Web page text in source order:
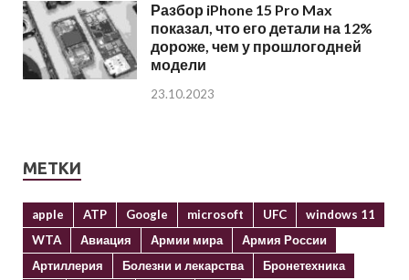
Разбор iPhone 15 Pro Max
показал, что его детали на 12%
дороже, чем у прошлогодней
модели
23.10.2023
МЕТКИ
apple ATP Google microsoft UFC
windows 11
WTA
Авиация Армии мира
Армия России
Артиллерия
Болезни и лекарства
Бронетехника